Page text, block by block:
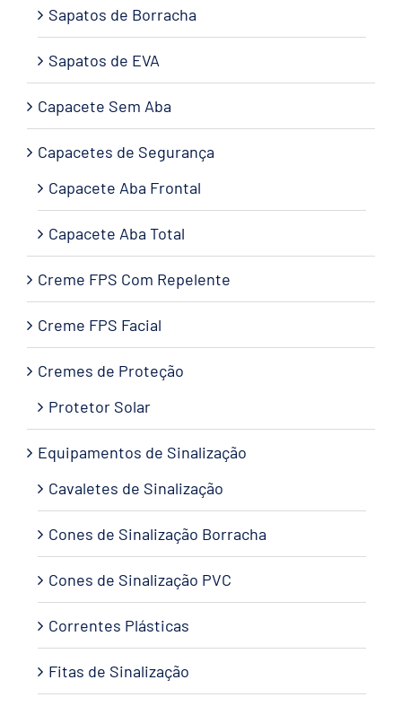
Sapatos de Borracha
Sapatos de EVA
Capacete Sem Aba
Capacetes de Segurança
Capacete Aba Frontal
Capacete Aba Total
Creme FPS Com Repelente
Creme FPS Facial
Cremes de Proteção
Protetor Solar
Equipamentos de Sinalização
Cavaletes de Sinalização
Cones de Sinalização Borracha
Cones de Sinalização PVC
Correntes Plásticas
Fitas de Sinalização